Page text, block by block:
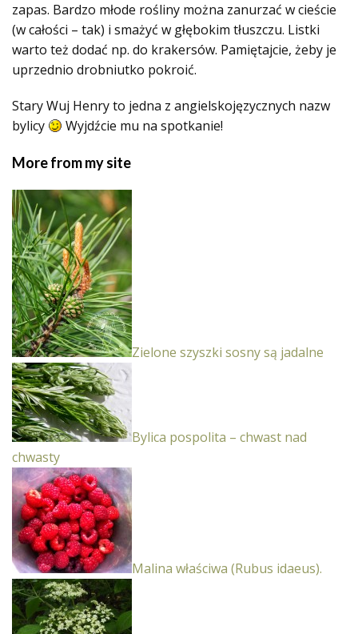
zapas. Bardzo młode rośliny można zanurzać w cieście
(w całości – tak) i smażyć w głębokim tłuszczu. Listki
warto też dodać np. do krakersów. Pamiętajcie, żeby je
uprzednio drobniutko pokroić.
Stary Wuj Henry to jedna z angielskojęzycznych nazw
bylicy
Wyjdźcie mu na spotkanie!
More from my site
Zielone szyszki sosny są jadalne
Bylica pospolita – chwast nad
chwasty
Malina właściwa (Rubus idaeus).